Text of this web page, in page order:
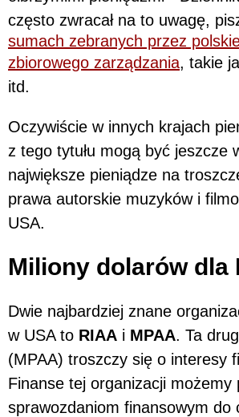
często zwracał na to uwagę,
sumach zebranych przez
zbiorowego zarządzania, takie
itd.
Oczywiście w innych krajach
z tego tytułu mogą być jeszcze
największe pieniądze na
prawa autorskie muzyków i
USA.
Miliony dolarów dla
Dwie najbardziej znane
w USA to RIAA i MPAA. Ta
(MPAA) troszczy się o interesy
Finanse tej organizacji możemy
sprawozdaniom finansowym do